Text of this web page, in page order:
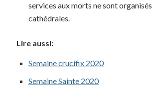
services aux morts ne sont
cathédrales.
Lire aussi:
Semaine crucifix 2020
Semaine Sainte 2020